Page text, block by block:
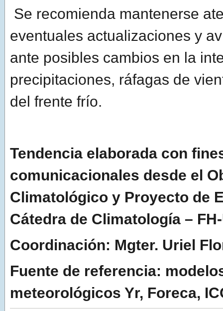
Se recomienda mantenerse
eventuales actualizaciones y
ante posibles cambios en la
precipitaciones, ráfagas de
del frente frío.
Tendencia elaborada con
comunicacionales desde el
Climatológico y Proyecto de
Cátedra de Climatología –
Coordinación: Mgter. Uriel
Fuente de referencia:
meteorológicos Yr, Foreca,